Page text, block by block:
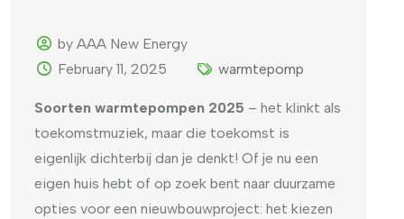
by AAA New Energy
February 11, 2025
warmtepomp
Soorten warmtepompen 2025 – het klinkt als
toekomstmuziek, maar die toekomst is
eigenlijk dichterbij dan je denkt! Of je nu een
eigen huis hebt of op zoek bent naar duurzame
opties voor een nieuwbouwproject: het kiezen